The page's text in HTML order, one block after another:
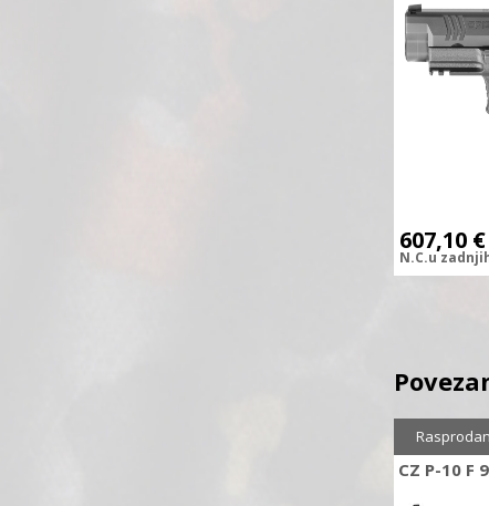
607,10 €
N.C.u
Sniženo
CZ P-10 F